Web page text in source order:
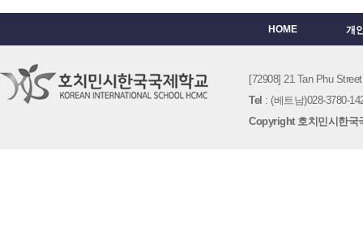
HOME 개
[72908] 21 Tan Phu
Tel : (베트남)028-3780-
Copyright 호치민시한국